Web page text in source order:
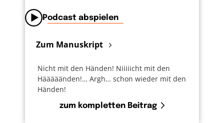
Podcast abspielen
Zum Manuskript
Nicht mit den Händen! Niiiiicht mit den
Hääääänden!… Argh… schon wieder mit den
Händen!
zum kompletten Beitrag